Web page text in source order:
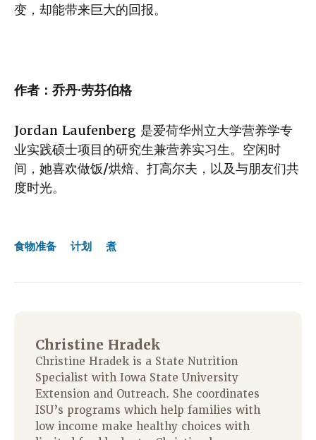
变，却能带来巨大的回报。
作者：乔丹·劳芬伯格
Jordan Laufenberg 是爱荷华州立大学营养学专
业实践硕士项目的研究生兼营养实习生。空闲时
间，她喜欢做饭/烘焙、打高尔夫，以及与朋友们共
度时光。
食物准备 计划 煮
Christine Hradek
Christine Hradek is a State Nutrition
Specialist with Iowa State University
Extension and Outreach. She coordinates
ISU’s programs which help families with
low income make healthy choices with